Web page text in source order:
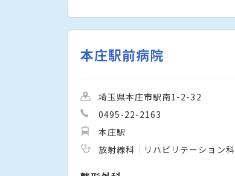
本庄駅前病院
埼玉県本庄市駅南1-2-32
0495-22-2163
本庄駅
放射線科
リハビリテーション科